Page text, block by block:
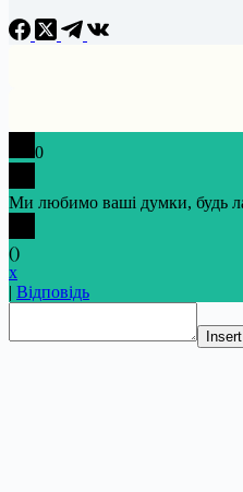
0
Ми любимо ваші думки, будь
()
x
| Відповідь
Insert